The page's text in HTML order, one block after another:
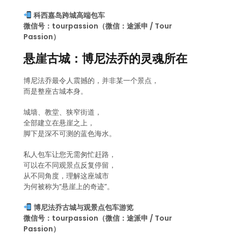
科西嘉岛跨城高端包车
微信号：tourpassion（微信：途派申 / Tour
Passion）
悬崖古城：博尼法乔的灵魂所在
博尼法乔最令人震撼的，并非某一个景点，
而是整座古城本身。
城墙、教堂、狭窄街道，
全部建立在悬崖之上，
脚下是深不可测的蓝色海水。
私人包车让您无需匆忙赶路，
可以在不同观景点反复停留，
从不同角度，理解这座城市
为何被称为“悬崖上的奇迹”。
博尼法乔古城与观景点包车游览
微信号：tourpassion（微信：途派申 / Tour
Passion）